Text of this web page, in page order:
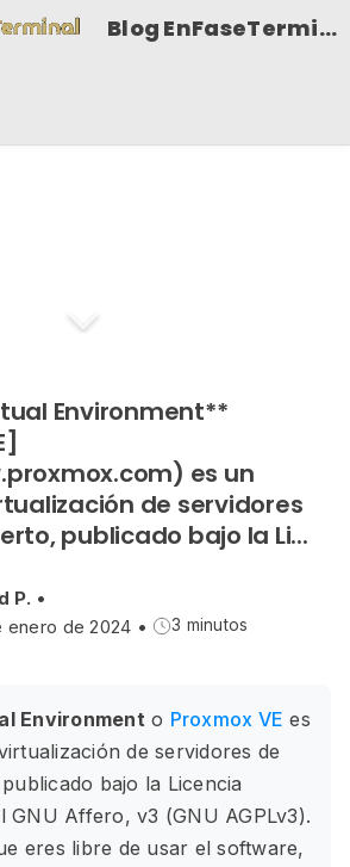
Blog EnFaseTerminal
Environment**
es un
de servidores
publicado bajo la Li...
P. •
enero de 2024 • 3 minutos
Environmento Proxmox VE es
de servidores de
bajo la Licencia
GNU Affero, v3 (GNU AGPLv3).
eres libre de usar el software,